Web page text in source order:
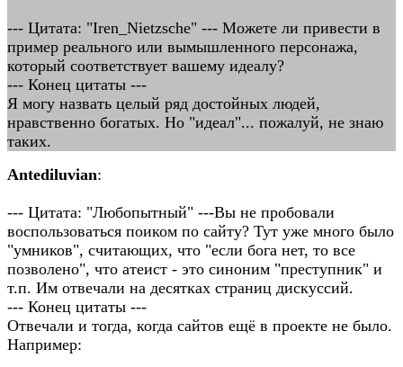
--- Цитата: "Iren_Nietzsche" --- Можете ли привести в
пример реального или вымышленного персонажа,
который соответствует вашему идеалу?
--- Конец цитаты ---
Я могу назвать целый ряд достойных людей,
нравственно богатых. Но "идеал"... пожалуй, не знаю
таких.
Antediluvian:
--- Цитата: "Любопытный" ---Вы не пробовали
воспользоваться поиком по сайту? Тут уже много было
"умников", считающих, что "если бога нет, то все
позволено", что атеист - это синоним "преступник" и
т.п. Им отвечали на десятках страниц дискуссий.
--- Конец цитаты ---
Отвечали и тогда, когда сайтов ещё в проекте не было.
Например: